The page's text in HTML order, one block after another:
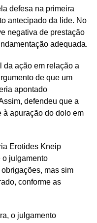
defesa na primeira
antecipado da lide. No
negativa de prestação
adequada.
da ação em relação a
de que um
apontado
defendeu que a
à apuração do dolo em
Erotides Kneip
o julgamento
mas sim
conforme as
o julgamento